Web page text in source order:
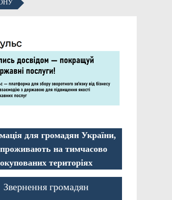
для громадян України,
проживають на тимчасово
окупованих територіях
Звернення громадян